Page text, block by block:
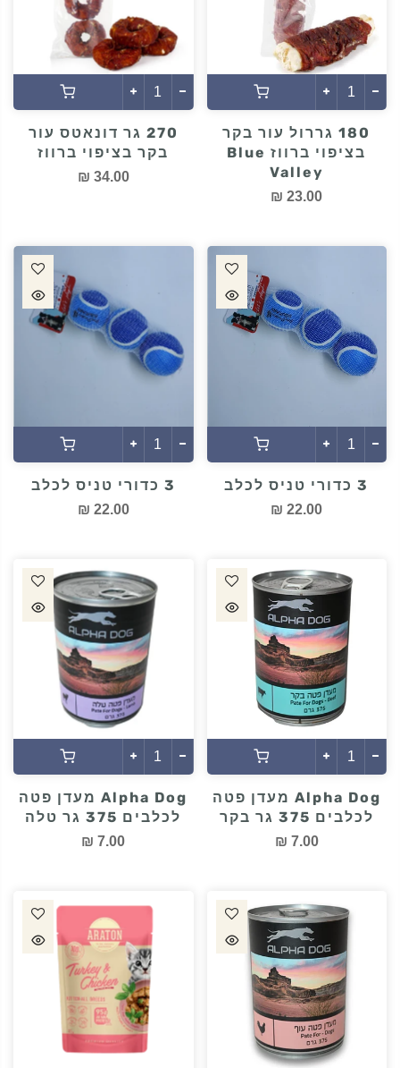
180 גררול עור בקר
בציפוי ברווז Blue
Valley
23.00 ₪
270 גר דונאטס עור
בקר בציפוי ברווז
34.00 ₪
3 כדורי טניס לכלב
22.00 ₪
3 כדורי טניס לכלב
22.00 ₪
Alpha Dog מעדן פטה
לכלבים 375 גר בקר
7.00 ₪
Alpha Dog מעדן פטה
לכלבים 375 גר טלה
7.00 ₪